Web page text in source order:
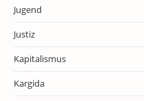
Jugend
Justiz
Kapitalismus
Kargida